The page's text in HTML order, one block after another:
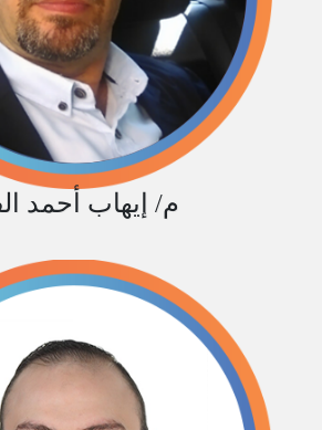
م/ إيهاب أحمد